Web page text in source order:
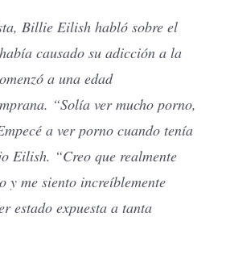
Billie Eilish habló sobre el
causado su adicción a la
a una edad
“Solía ver mucho porno,
a ver porno cuando tenía
Eilish. “Creo que realmente
y me siento increíblemente
estado expuesta a tanta